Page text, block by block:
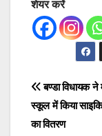
शेयर करें
Post
बण्डा विधायक ने
स्कूल में किया
का वितरण